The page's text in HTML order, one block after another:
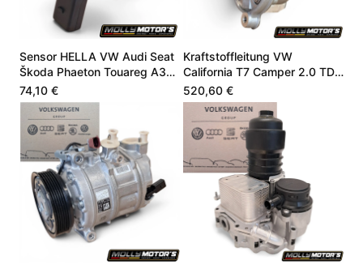
Sensor HELLA VW Audi Seat
Škoda Phaeton Touareg A3
4.9 06E907660
74,10 €
Kraftstoffleitung VW
California T7 Camper 2.0 TDI
DZLA DSSA 05L130755B
520,60 €